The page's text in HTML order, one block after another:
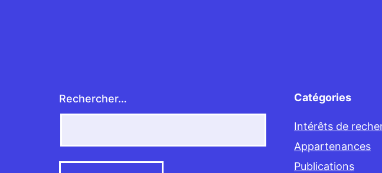
Rechercher… Catégories
Intérêts de
Appartenances
Publications